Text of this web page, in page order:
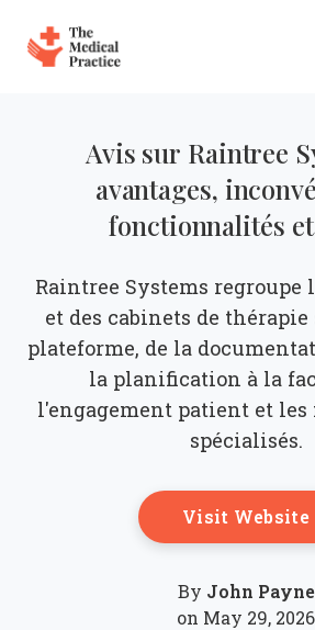
Avis sur Raintree
avantages,
fonctionnalités
Raintree Systems regroupe
et des cabinets de
plateforme, de la
la planification à la
l'engagement patient et
spécialisés.
Visit Website
By John Payne
on May 29, 2026